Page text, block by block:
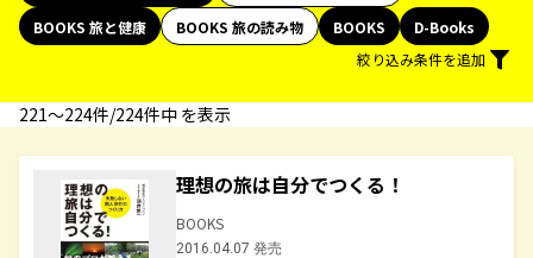
BOOKS 旅と健康
BOOKS 旅の読み物 BOOKS
D-Books
絞り込み条件を追加
221〜224件/224件中 を表示
理想の旅は自分でつくる！
BOOKS
2016.04.07 発売